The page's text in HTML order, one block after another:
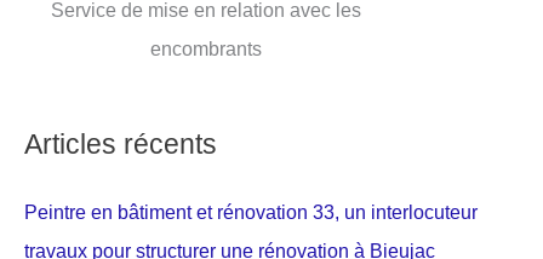
Service de mise en relation avec les
encombrants
Articles récents
Peintre en bâtiment et rénovation 33, un interlocuteur
travaux pour structurer une rénovation à Bieujac